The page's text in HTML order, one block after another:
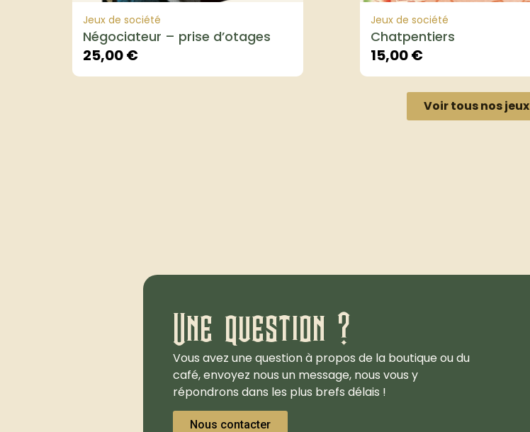
Jeux de société
Négociateur – prise d’otages
25,00€
Jeux de société
Chatpentiers
15,00€
Voir tous nos jeux
Une question ?
Vous avez une question à propos de la boutique ou du
café, envoyez nous un message, nous vous y
répondrons dans les plus brefs délais !
Nous contacter